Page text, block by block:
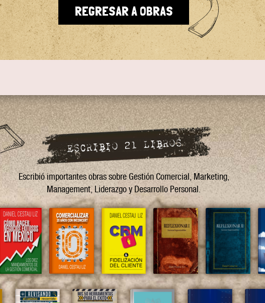
REGRESAR A OBRAS
ESCRIBIO 21 LIBROS
Escribió importantes obras sobre Gestión Comercial, Marketing,
Management, Liderazgo y Desarrollo Personal.